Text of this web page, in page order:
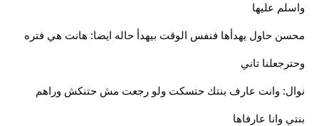
واسلم عليها
محسن حاول يهدأها فنفس الوقت بيهدأ حاله ايضا: هانت هي فتره
وحترجعلنا تاني
نوال: وانت عارف بنتك حتسكت ولو رجعت مش حتنكش وراهم
بنتي وانا عارفاها